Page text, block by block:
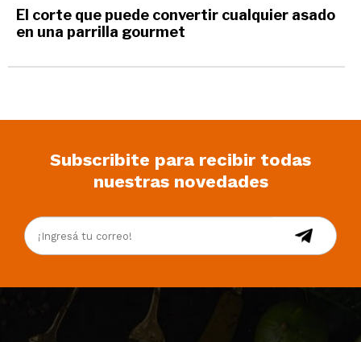
El corte que puede convertir cualquier asado
en una parrilla gourmet
Subscribite para recibir todas
nuestras novedades